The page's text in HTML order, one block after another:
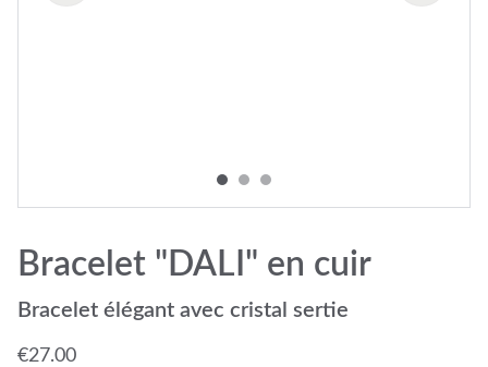
Bracelet "DALI" en cuir
Bracelet élégant avec cristal sertie
€27.00